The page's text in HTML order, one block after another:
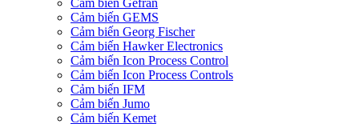
Cảm biến Gefran
Cảm biến GEMS
Cảm biến Georg Fischer
Cảm biến Hawker Electronics
Cảm biến Icon Process Control
Cảm biến Icon Process Controls
Cảm biến IFM
Cảm biến Jumo
Cảm biến Kemet